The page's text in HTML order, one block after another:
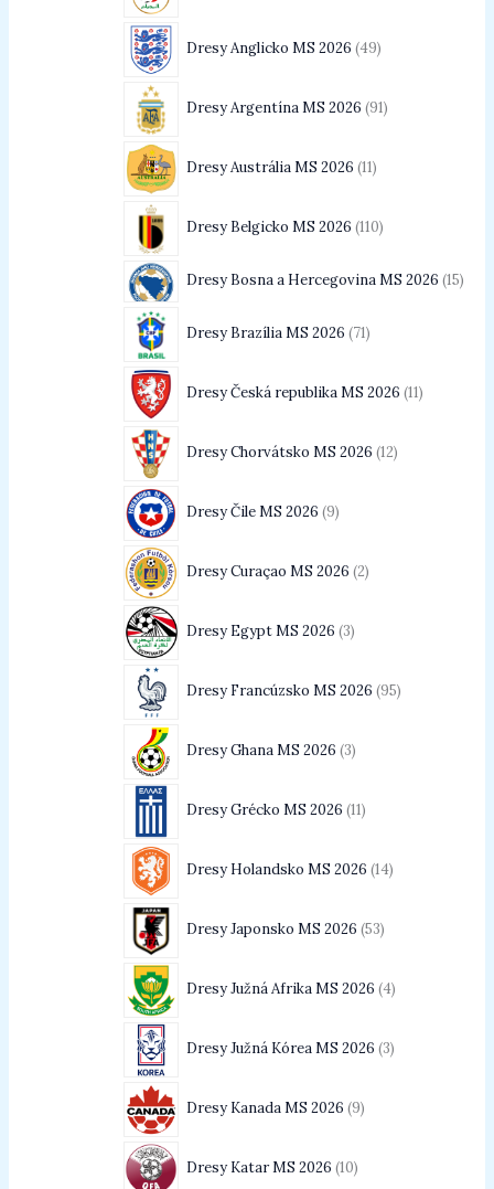
Dresy Anglicko MS 2026 49
Dresy Argentína MS 2026 91
Dresy Austrália MS 2026 11
Dresy Belgicko MS 2026 110
Dresy Bosna a Hercegovina MS 2026 15
Dresy Brazília MS 2026 71
Dresy Česká republika MS 2026 11
Dresy Chorvátsko MS 2026 12
Dresy Čile MS 2026 9
Dresy Curaçao MS 2026 2
Dresy Egypt MS 2026 3
Dresy Francúzsko MS 2026 95
Dresy Ghana MS 2026 3
Dresy Grécko MS 2026 11
Dresy Holandsko MS 2026 14
Dresy Japonsko MS 2026 53
Dresy Južná Afrika MS 2026 4
Dresy Južná Kórea MS 2026 3
Dresy Kanada MS 2026 9
Dresy Katar MS 2026 10